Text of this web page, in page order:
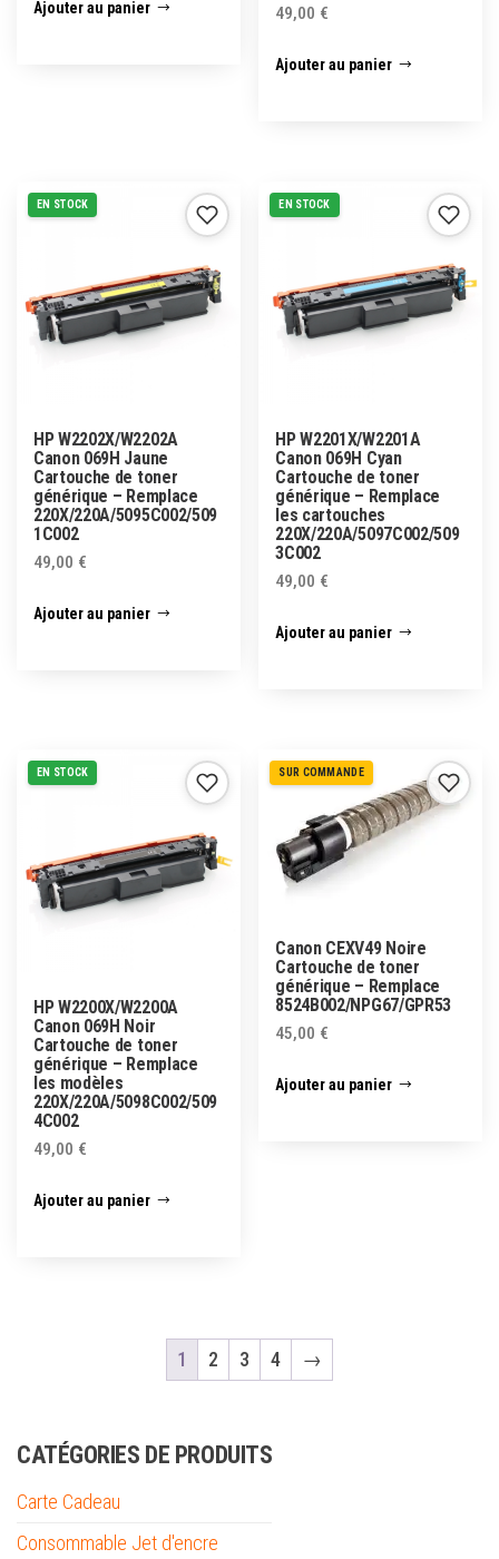
Ajouter au panier 49,00 €
Ajouter au panier
EN STOCK
HP W2202X/W2202A
Canon 069H Jaune
Cartouche de toner
générique – Remplace
220X/220A/5095C002/509
1C002
49,00 €
Ajouter au panier
EN STOCK
HP W2201X/W2201A
Canon 069H Cyan
Cartouche de toner
générique – Remplace
les cartouches
220X/220A/5097C002/509
3C002
49,00 €
Ajouter au panier
EN STOCK
HP W2200X/W2200A
Canon 069H Noir
Cartouche de toner
générique – Remplace
les modèles
220X/220A/5098C002/509
4C002
49,00 €
Ajouter au panier
SUR COMMANDE
Canon CEXV49 Noire
Cartouche de toner
générique – Remplace
8524B002/NPG67/GPR53
45,00 €
Ajouter au panier
1 2 3 4 →
CATÉGORIES DE PRODUITS
Carte Cadeau
Consommable Jet d'encre